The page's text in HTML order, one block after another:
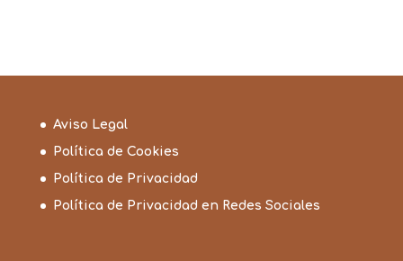
Aviso Legal
Política de Cookies
Política de Privacidad
Política de Privacidad en Redes Sociales